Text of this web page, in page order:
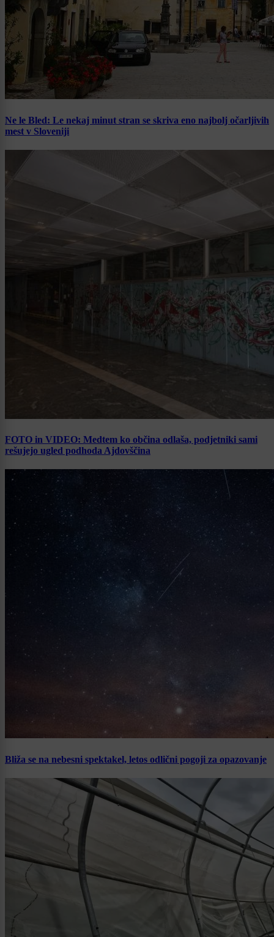
Ne le Bled: Le nekaj minut stran se skriva eno najbolj očarljivih
mest v Sloveniji
FOTO in VIDEO: Medtem ko občina odlaša, podjetniki sami
rešujejo ugled podhoda Ajdovščina
Bliža se na nebesni spektakel, letos odlični pogoji za opazovanje